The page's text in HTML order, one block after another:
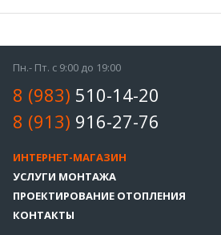
Пн.- Пт. с 9:00 до 19:00
8 (983) 510-14-20
8 (913) 916-27-76
ИНТЕРНЕТ-МАГАЗИН
УСЛУГИ МОНТАЖА
ПРОЕКТИРОВАНИЕ ОТОПЛЕНИЯ
КОНТАКТЫ